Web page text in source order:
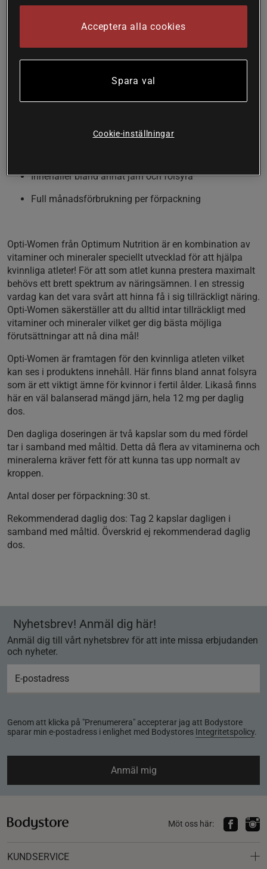
Kroppen behöver dagligen ett stort antal vitaminer, mineraler
du säker på att kroppen alltid får de ämnen den behöver.
Opti-Women Multivitamin är utvecklad för kvinnliga atleter
och innehåller därför bland annat hela dagsbehovet av
Innehåller bland annat järn och folsyra
Full månadsförbrukning per förpackning
Opti-Women från Optimum Nutrition är en kombination av
vitaminer och mineraler speciellt utvecklad för att hjälpa
kvinnliga atleter! För att som atlet kunna prestera maximalt
behövs ett brett spektrum av näringsämnen. I en stressig
vardag kan det vara svårt att hinna få i sig tillräckligt näring.
Opti-Women säkerställer att du alltid intar tillräckligt med
vitaminer och mineraler vilket ger dig bästa möjliga
förutsättningar att nå dina mål!
Opti-Women är framtagen för den kvinnliga atleten vilket
kan ses i produktens innehåll. Här finns bland annat folsyra
som är ett viktigt ämne för kvinnor i fertil ålder. Likaså finns
här en väl balanserad mängd järn, hela 12 mg per daglig
dos.
Den dagliga doseringen är två kapslar som du med fördel
tar i samband med måltid. Detta då flera av vitaminerna och
mineralerna kräver fett för att kunna tas upp normalt av
kroppen.
Antal doser per förpackning: 30 st.
Rekommenderad daglig dos: Tag 2 kapslar dagligen i
samband med måltid. Överskrid ej rekommenderad daglig
dos.
Nyhetsbrev! Anmäl dig här!
Anmäl dig till vårt nyhetsbrev för att inte missa erbjudanden
och nyheter.
Genom att klicka på "Prenumerera" accepterar jag att Bodystore
sparar min e-postadress i enlighet med Bodystores Integritetspolicy.
Anmäl mig
Möt oss här:
KUNDSERVICE
Acceptera alla cookies
Spara val
Cookie-inställningar